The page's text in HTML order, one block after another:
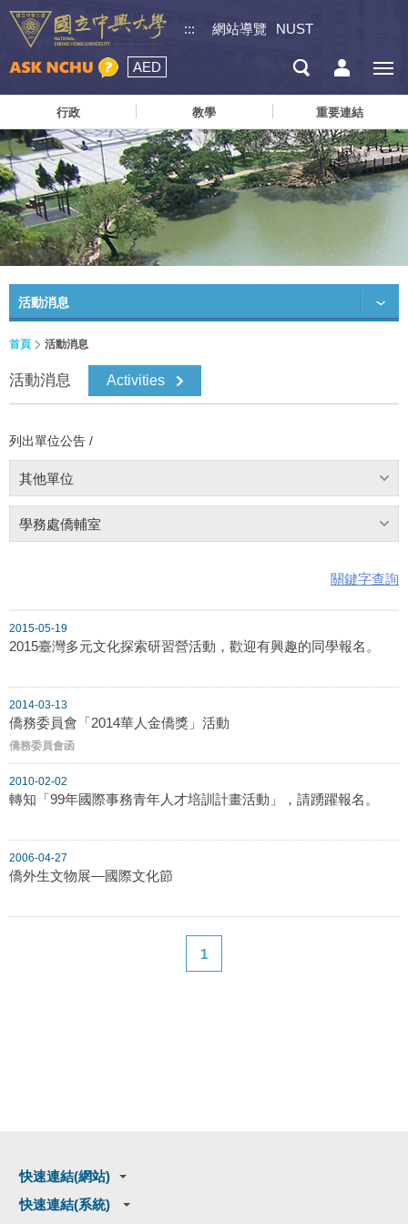
::: 網站導覽 NUST
AED
行政 教學 重要連結
活動消息
首頁 活動消息
活動消息 Activities
列出單位公告 /
其他單位
學務處僑輔室
關鍵字查詢
2015-05-19
2015臺灣多元文化探索研習營活動，歡迎有興趣的同學報名。
2014-03-13
僑務委員會「2014華人金僑獎」活動
僑務委員會函
2010-02-02
轉知「99年國際事務青年人才培訓計畫活動」，請踴躍報名。
2006-04-27
僑外生文物展—國際文化節
1
快速連結(網站)
快速連結(系統)